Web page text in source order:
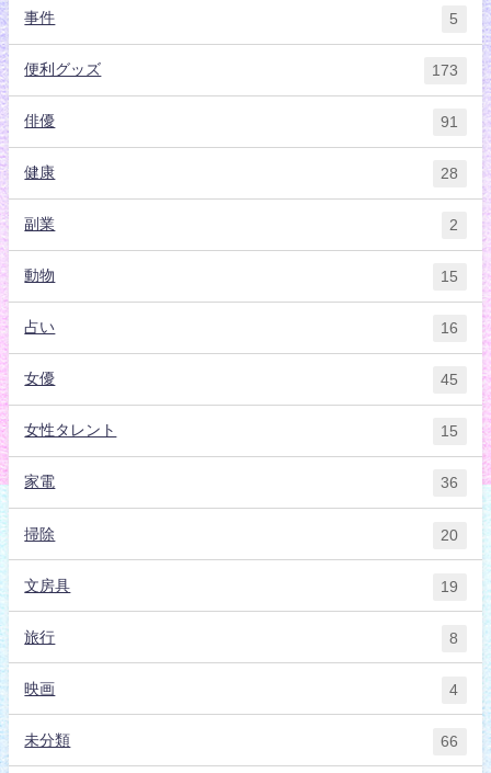
事件 5
便利グッズ 173
俳優 91
健康 28
副業 2
動物 15
占い 16
女優 45
女性タレント 15
家電 36
掃除 20
文房具 19
旅行 8
映画 4
未分類 66